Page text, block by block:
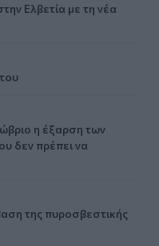
Ελβετία με τη νέα
η έξαρση των
δεν πρέπει να
της πυροσβεστικής